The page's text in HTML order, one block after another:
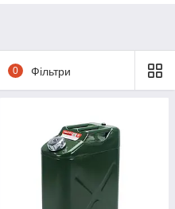
0 Фільтри